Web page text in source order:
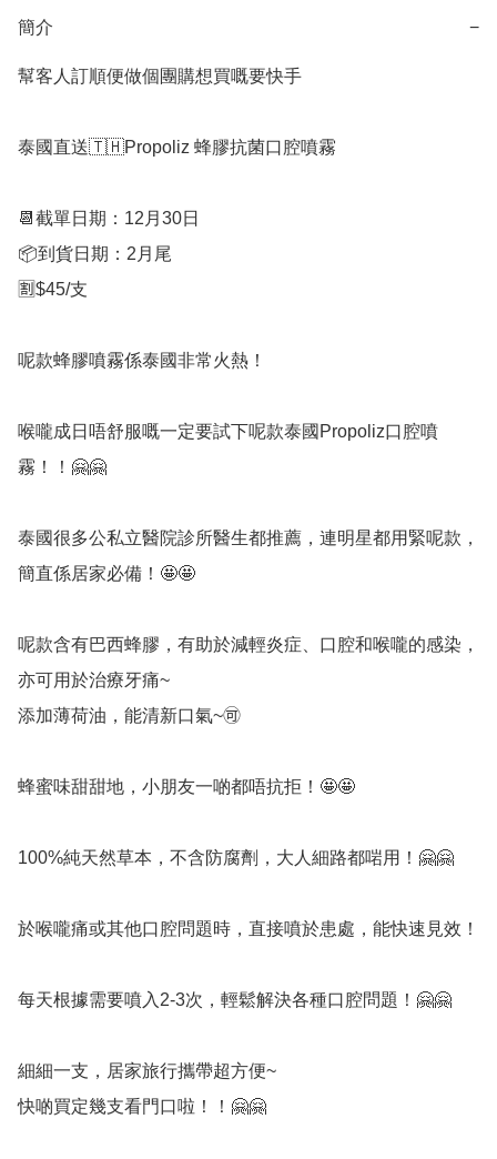
簡介 −
幫客人訂順便做個團購想買嘅要快手
泰國直送🇹🇭Propoliz 蜂膠抗菌口腔噴霧
📆截單日期：12月30日
📦到貨日期：2月尾
🈹$45/支
呢款蜂膠噴霧係泰國非常火熱！
喉嚨成日唔舒服嘅一定要試下呢款泰國Propoliz口腔噴
霧！！🤗🤗
泰國很多公私立醫院診所醫生都推薦，連明星都用緊呢款，
簡直係居家必備！🤩🤩
呢款含有巴西蜂膠，有助於減輕炎症、口腔和喉嚨的感染，
亦可用於治療牙痛~
添加薄荷油，能清新口氣~🉑
蜂蜜味甜甜地，小朋友一啲都唔抗拒！🤩🤩
100%純天然草本，不含防腐劑，大人細路都啱用！🤗🤗
於喉嚨痛或其他口腔問題時，直接噴於患處，能快速見效！
每天根據需要噴入2-3次，輕鬆解決各種口腔問題！🤗🤗
細細一支，居家旅行攜帶超方便~️️
快啲買定幾支看門口啦！！🤗🤗